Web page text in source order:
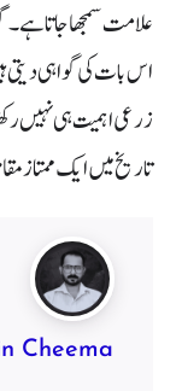
اس بات کی گواہی دیتی
زرعی اہمیت ہی نہیں
تاریخ میں ایک ممتاز
Cheema